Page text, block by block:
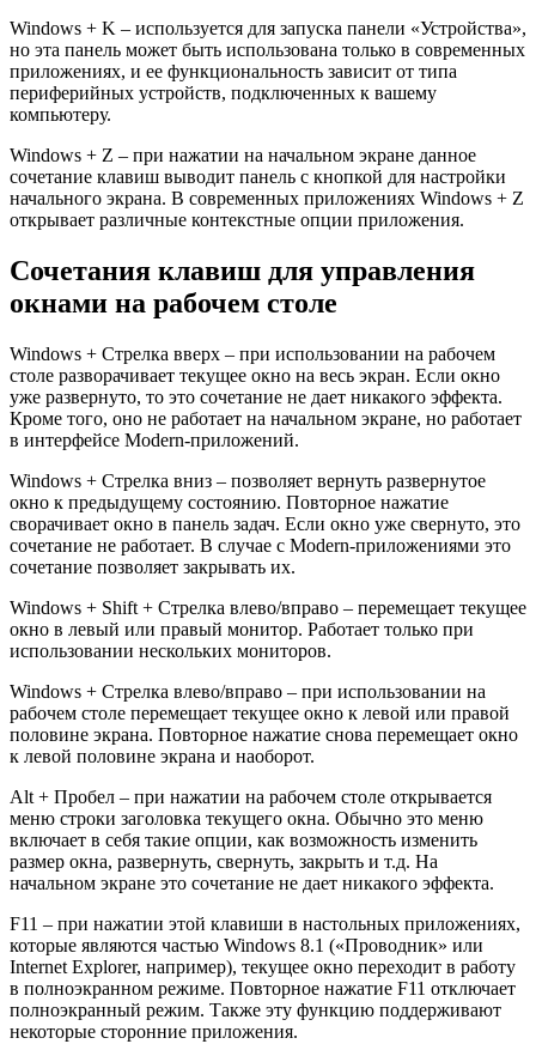
Windows + K – используется для запуска панели «Устройства»,
но эта панель может быть использована только в современных
приложениях, и ее функциональность зависит от типа
периферийных устройств, подключенных к вашему
компьютеру.
Windows + Z – при нажатии на начальном экране данное
сочетание клавиш выводит панель с кнопкой для настройки
начального экрана. В современных приложениях Windows + Z
открывает различные контекстные опции приложения.
Сочетания клавиш для управления
окнами на рабочем столе
Windows + Стрелка вверх – при использовании на рабочем
столе разворачивает текущее окно на весь экран. Если окно
уже развернуто, то это сочетание не дает никакого эффекта.
Кроме того, оно не работает на начальном экране, но работает
в интерфейсе Modern-приложений.
Windows + Стрелка вниз – позволяет вернуть развернутое
окно к предыдущему состоянию. Повторное нажатие
сворачивает окно в панель задач. Если окно уже свернуто, это
сочетание не работает. В случае с Modern-приложениями это
сочетание позволяет закрывать их.
Windows + Shift + Стрелка влево/вправо – перемещает текущее
окно в левый или правый монитор. Работает только при
использовании нескольких мониторов.
Windows + Стрелка влево/вправо – при использовании на
рабочем столе перемещает текущее окно к левой или правой
половине экрана. Повторное нажатие снова перемещает окно
к левой половине экрана и наоборот.
Alt + Пробел – при нажатии на рабочем столе открывается
меню строки заголовка текущего окна. Обычно это меню
включает в себя такие опции, как возможность изменить
размер окна, развернуть, свернуть, закрыть и т.д. На
начальном экране это сочетание не дает никакого эффекта.
F11 – при нажатии этой клавиши в настольных приложениях,
которые являются частью Windows 8.1 («Проводник» или
Internet Explorer, например), текущее окно переходит в работу
в полноэкранном режиме. Повторное нажатие F11 отключает
полноэкранный режим. Также эту функцию поддерживают
некоторые сторонние приложения.